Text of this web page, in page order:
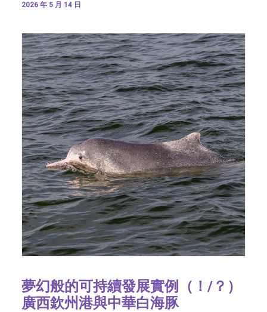
2026 年 5 月 14 日
夢幻般的可持續發展實例（！/？）
廣西欽州港與中華白海豚